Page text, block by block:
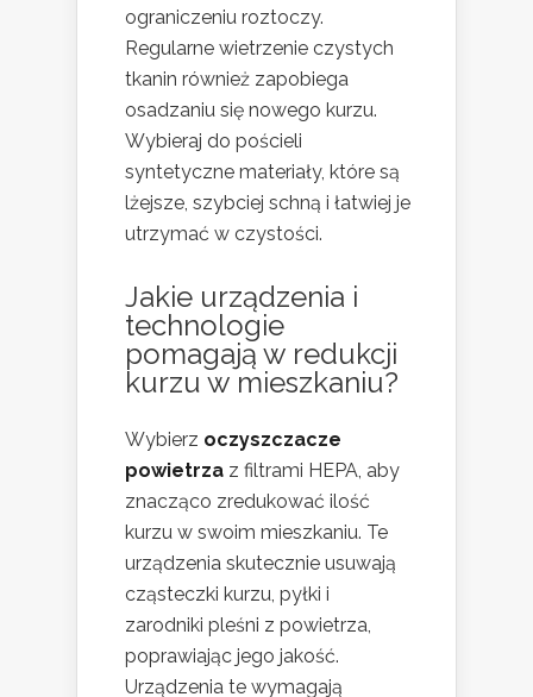
ograniczeniu roztoczy.
Regularne wietrzenie czystych
tkanin również zapobiega
osadzaniu się nowego kurzu.
Wybieraj do pościeli
syntetyczne materiały, które są
lżejsze, szybciej schną i łatwiej je
utrzymać w czystości.
Jakie urządzenia i
technologie
pomagają w redukcji
kurzu w mieszkaniu?
Wybierz oczyszczacze
powietrza z filtrami HEPA, aby
znacząco zredukować ilość
kurzu w swoim mieszkaniu. Te
urządzenia skutecznie usuwają
cząsteczki kurzu, pyłki i
zarodniki pleśni z powietrza,
poprawiając jego jakość.
Urządzenia te wymagają